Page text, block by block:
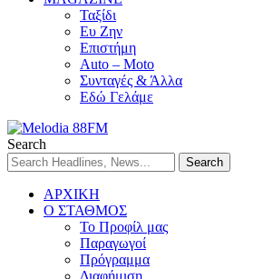
Ταξίδι
Ευ Ζην
Επιστήμη
Auto – Moto
Συνταγές & Άλλα
Εδώ Γελάμε
Search
ΑΡΧΙΚΗ
Ο ΣΤΑΘΜΟΣ
Το Προφίλ μας
Παραγωγοί
Πρόγραμμα
Διαφήμιση